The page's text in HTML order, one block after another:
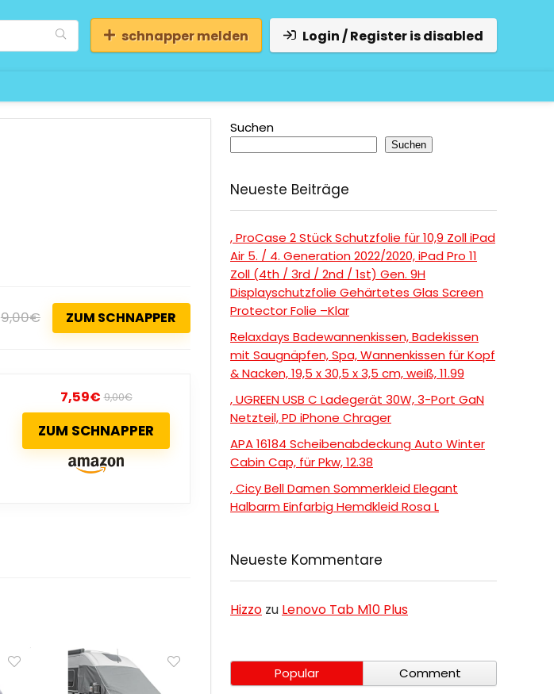
schnapper melden Login / Register is disabled
9,00€ ZUM SCHNAPPER
7,59€ 9,00€
ZUM SCHNAPPER
Suchen
Suchen
Neueste Beiträge
, ProCase 2 Stück Schutzfolie für 10,9 Zoll iPad
Air 5. / 4. Generation 2022/2020, iPad Pro 11
Zoll (4th / 3rd / 2nd / 1st) Gen. 9H
Displayschutzfolie Gehärtetes Glas Screen
Protector Folie –Klar
Relaxdays Badewannenkissen, Badekissen
mit Saugnäpfen, Spa, Wannenkissen für Kopf
& Nacken, 19,5 x 30,5 x 3,5 cm, weiß, 11.99
, UGREEN USB C Ladegerät 30W, 3-Port GaN
Netzteil, PD iPhone Chrager
APA 16184 Scheibenabdeckung Auto Winter
Cabin Cap, für Pkw, 12.38
, Cicy Bell Damen Sommerkleid Elegant
Halbarm Einfarbig Hemdkleid Rosa L
Neueste Kommentare
Hizzo zu Lenovo Tab M10 Plus
Popular
Comment